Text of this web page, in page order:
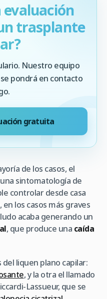
evaluación
trasplante
Nuestro equipo
pondrá en contacto
gratuita
de los casos, el
sintomatología de
controlar desde casa
los casos más graves
acaba generando un
, que produce una caída
liquen plano capilar:
, y la otra el llamado
Lassueur, que se